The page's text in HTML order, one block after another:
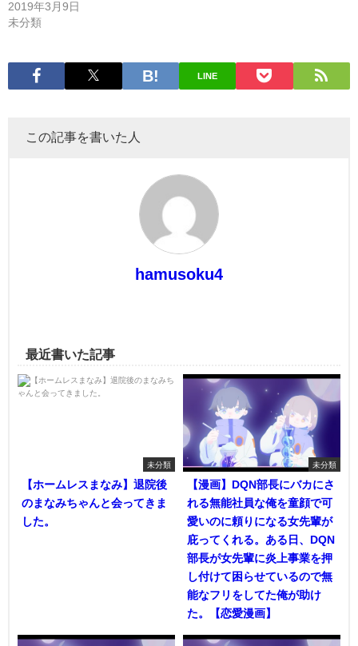
2019年3月9日
未分類
LINE
この記事を書いた人
hamusoku4
最近書いた記事
未分類
【ホームレスまなみ】退院後
のまなみちゃんと会ってきま
した。
未分類
【漫画】DQN部長にバカにさ
れる無能社員な俺を童顔で可
愛いのに頼りになる女先輩が
庇ってくれる。ある日、DQN
部長が女先輩に炎上事業を押
し付けて困らせているので無
能なフリをしてた俺が助け
た。【恋愛漫画】